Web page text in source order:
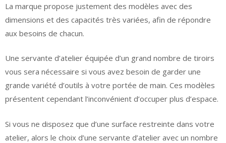
La marque propose justement des modèles avec des
dimensions et des capacités très variées, afin de répondre
aux besoins de chacun.
Une servante d’atelier équipée d’un grand nombre de tiroirs
vous sera nécessaire si vous avez besoin de garder une
grande variété d’outils à votre portée de main. Ces modèles
présentent cependant l’inconvénient d’occuper plus d’espace.
Si vous ne disposez que d’une surface restreinte dans votre
atelier, alors le choix d’une servante d’atelier avec un nombre